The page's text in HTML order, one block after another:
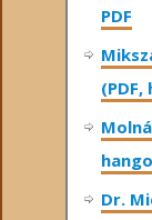
PDF
Dr.